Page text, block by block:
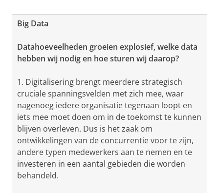
Big Data
Datahoeveelheden groeien explosief, welke data
hebben wij nodig en hoe sturen wij daarop?
1. Digitalisering brengt meerdere strategisch
cruciale spanningsvelden met zich mee, waar
nagenoeg iedere organisatie tegenaan loopt en
iets mee moet doen om in de toekomst te kunnen
blijven overleven. Dus is het zaak om
ontwikkelingen van de concurrentie voor te zijn,
andere typen medewerkers aan te nemen en te
investeren in een aantal gebieden die worden
behandeld.